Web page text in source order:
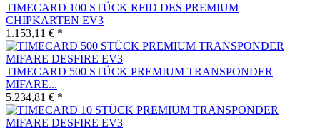
TIMECARD 100 STÜCK RFID DES PREMIUM
CHIPKARTEN EV3
1.153,11 € *
TIMECARD 500 STÜCK PREMIUM TRANSPONDER
MIFARE...
5.234,81 € *